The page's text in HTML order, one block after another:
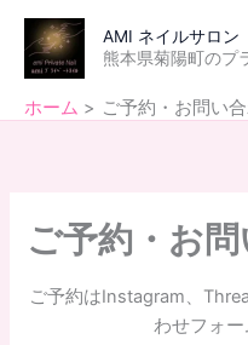
AMI ネイルサロン
熊本県菊陽町のプ
ホーム ご予約・お問い
ご予約・お
ご予約はInstagram、
わせフォー